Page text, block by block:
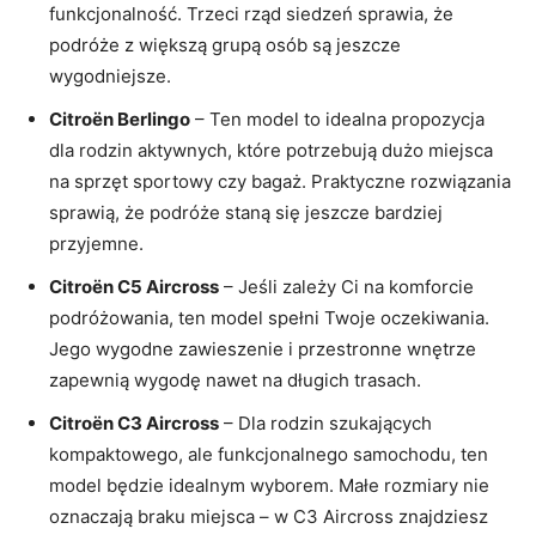
funkcjonalność. Trzeci rząd siedzeń sprawia, że
podróże z większą grupą osób są jeszcze
wygodniejsze.
Citroën Berlingo – Ten model‍ to idealna propozycja
dla rodzin aktywnych, które potrzebują dużo miejsca
na sprzęt sportowy czy bagaż. Praktyczne rozwiązania
sprawią, że podróże staną się jeszcze bardziej
przyjemne.
Citroën C5 Aircross – Jeśli zależy Ci na komforcie
podróżowania, ten model spełni Twoje oczekiwania.
Jego wygodne zawieszenie i przestronne wnętrze
zapewnią wygodę nawet na długich trasach.
Citroën‍ C3 Aircross – Dla rodzin szukających
kompaktowego, ale funkcjonalnego samochodu, ten
‌model będzie idealnym wyborem. Małe rozmiary nie
oznaczają braku miejsca – w C3 Aircross znajdziesz​